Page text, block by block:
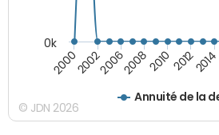
Annuité de la
20002002200620082010 20122014
0k
© JDN 2026